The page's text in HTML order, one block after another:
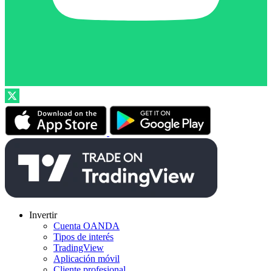
Invertir
Cuenta OANDA
Tipos de interés
TradingView
Aplicación móvil